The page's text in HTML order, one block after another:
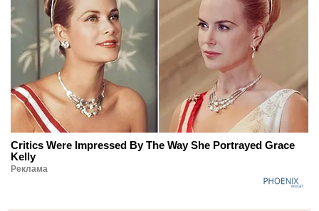
Critics Were Impressed By The Way She Portrayed Grace
Kelly
Реклама